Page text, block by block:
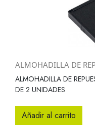
ALMOHADILLA DE
ALMOHADILLA DE
DE 2 UNIDADES
Añadir al carrito